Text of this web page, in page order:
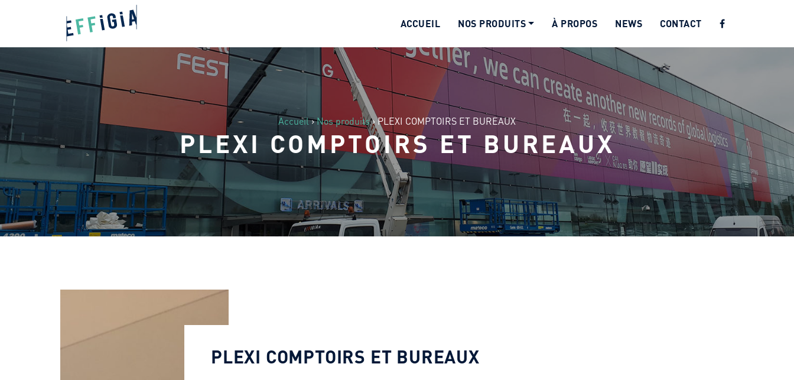
ACCUEIL NOS PRODUITS À PROPOS NEWS CONTACT
Accueil›Nos produits›PLEXI COMPTOIRS ET BUREAUX
PLEXI COMPTOIRS ET BUREAUX
PLEXI COMPTOIRS ET BUREAUX